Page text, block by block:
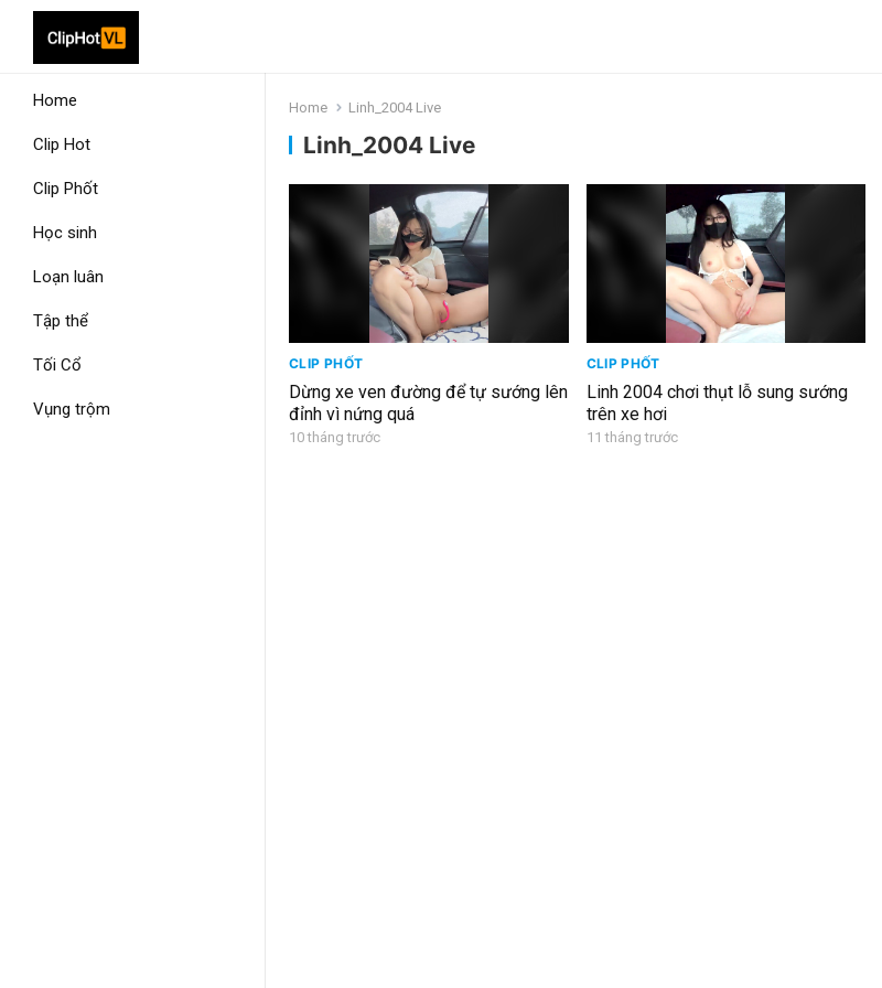
Home
Clip Hot
Clip Phốt
Học sinh
Loạn luân
Tập thể
Tối Cổ
Vụng trộm
Home Linh_2004 Live
Linh_2004 Live
CLIP PHỐT
Dừng xe ven đường để tự sướng lên
đỉnh vì nứng quá
10 tháng trước
CLIP PHỐT
Linh 2004 chơi thụt lỗ sung sướng
trên xe hơi
11 tháng trước